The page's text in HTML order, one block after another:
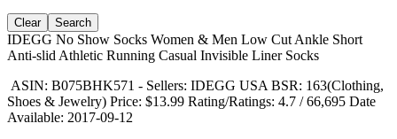
Clear Search
IDEGG No Show Socks Women & Men Low Cut Ankle Short
Anti-slid Athletic Running Casual Invisible Liner Socks
ASIN: B075BHK571 - Sellers: IDEGG USABSR: 163(Clothing,
Shoes & Jewelry) Price: $13.99 Rating/Ratings: 4.7 / 66,695 Date
Available: 2017-09-12